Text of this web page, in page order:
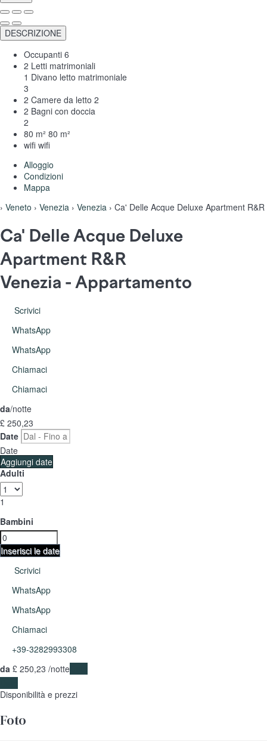
DESCRIZIONE
Occupanti 6
2 Letti matrimoniali
1 Divano letto matrimoniale
3
2 Camere da letto 2
2 Bagni con doccia
2
80 m² 80 m²
wifi wifi
Alloggio
Condizioni
Mappa
› Veneto › Venezia › Venezia › Ca' Delle Acque Deluxe Apartment R&R
Ca' Delle Acque Deluxe
Apartment R&R
Venezia - Appartamento
Scrivici
WhatsApp
WhatsApp
Chiamaci
Chiamaci
da/notte
£ 250,23
Date
Date
Aggiungi date
Adulti
1
Bambini
Inserisci le date
Scrivici
WhatsApp
WhatsApp
Chiamaci
+39-3282993308
da £ 250,23 /notte
Disponibilità e prezzi
Foto